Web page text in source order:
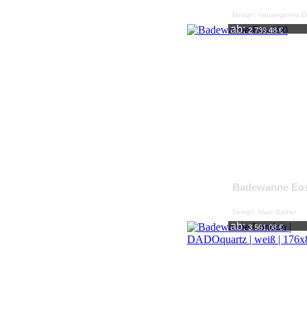
Design: hauseigenes
ab: 2.739,48 €
Badewanne
Design: Marc Sadler
ab: 3.561,08 €